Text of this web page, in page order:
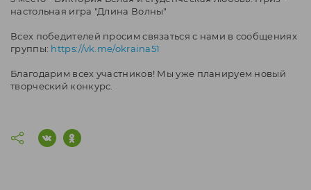
настольная игра "Длина Волны"
Всех победителей просим связаться с нами в сообщениях
группы: https://vk.me/okraina51
Благодарим всех участников! Мы уже планируем новый
творческий конкурс.